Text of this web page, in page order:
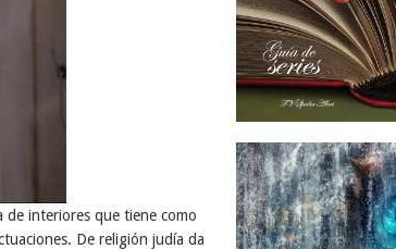
de interiores que tiene como
De religión judía da